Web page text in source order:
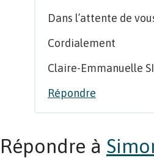
Dans l’attente de
Cordialement
Claire-Emmanuelle
Répondre
Répondre à